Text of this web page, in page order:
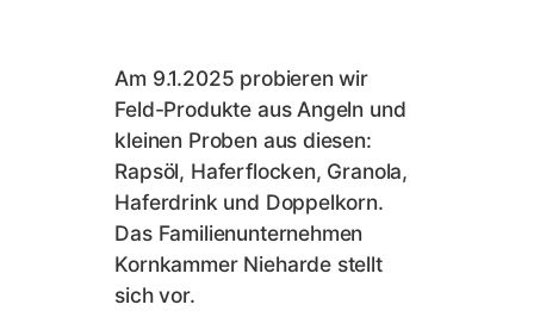
Am 9.1.2025 probieren wir
Feld-Produkte aus Angeln und
kleinen Proben aus diesen:
Rapsöl, Haferflocken, Granola,
Haferdrink und Doppelkorn.
Das Familienunternehmen
Kornkammer Nieharde stellt
sich vor.